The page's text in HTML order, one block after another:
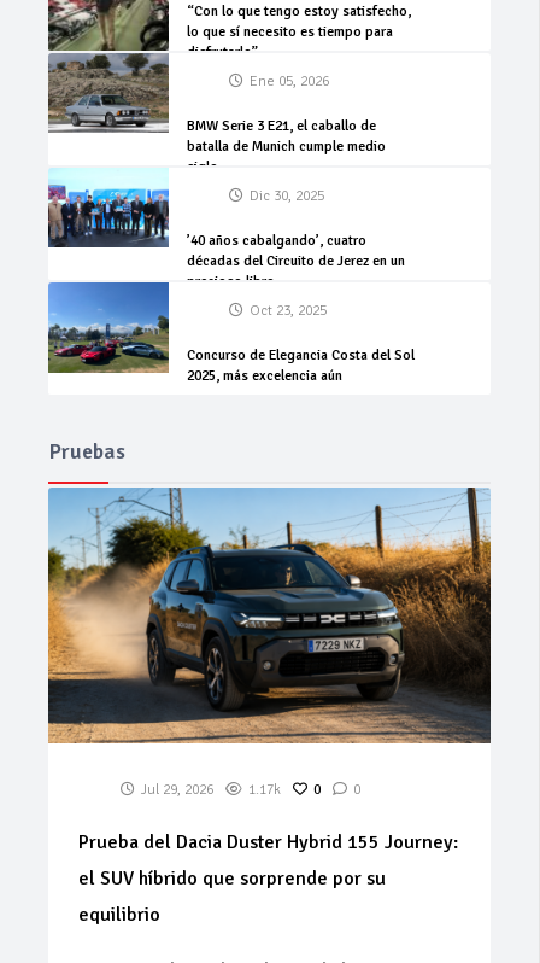
“Con lo que tengo estoy satisfecho,
lo que sí necesito es tiempo para
disfrutarlo”
Ene 05, 2026
BMW Serie 3 E21, el caballo de
batalla de Munich cumple medio
siglo
Dic 30, 2025
’40 años cabalgando’, cuatro
décadas del Circuito de Jerez en un
precioso libro
Oct 23, 2025
Concurso de Elegancia Costa del Sol
2025, más excelencia aún
Pruebas
Jul 29, 2026 1.17k 0 0
Prueba del Dacia Duster Hybrid 155 Journey:
el SUV híbrido que sorprende por su
equilibrio